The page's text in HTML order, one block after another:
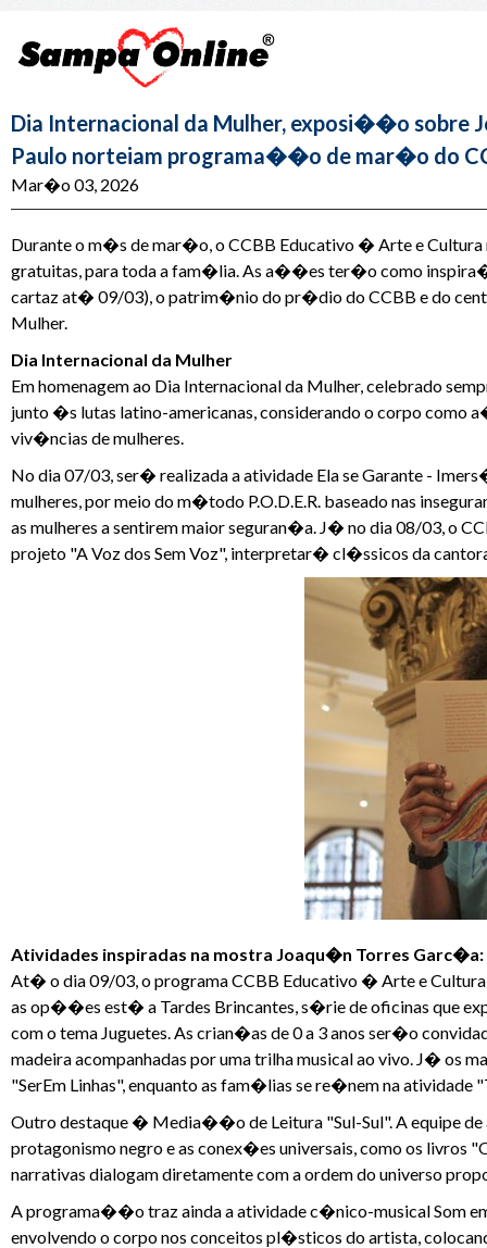
Dia Internacional da Mulher, exposi��o
Paulo norteiam programa��o de mar�o do
Mar�o 03, 2026
Durante o m�s de mar�o, o CCBB Educativo � Arte e
gratuitas, para toda a fam�lia. As a��es ter�o como
cartaz at� 09/03), o patrim�nio do pr�dio do CCBB e do
Mulher.
Dia Internacional da Mulher
Em homenagem ao Dia Internacional da Mulher, celebrado
junto �s lutas latino-americanas, considerando o corpo como
viv�ncias de mulheres.
No dia 07/03, ser� realizada a atividade Ela se Garante -
mulheres, por meio do m�todo P.O.D.E.R. baseado nas
as mulheres a sentirem maior seguran�a. J� no dia 08/03, o
projeto "A Voz dos Sem Voz", interpretar� cl�ssicos da
Atividades inspiradas na mostra Joaqu�n Torres Garc�a:
At� o dia 09/03, o programa CCBB Educativo � Arte e
as op��es est� a Tardes Brincantes, s�rie de oficinas que
com o tema Juguetes. As crian�as de 0 a 3 anos ser�o
madeira acompanhadas por uma trilha musical ao vivo. J� os
"SerEm Linhas", enquanto as fam�lias se re�nem na
Outro destaque � Media��o de Leitura "Sul-Sul". A equipe
protagonismo negro e as conex�es universais, como os livros
narrativas dialogam diretamente com a ordem do universo
A programa��o traz ainda a atividade c�nico-musical Som
envolvendo o corpo nos conceitos pl�sticos do artista,